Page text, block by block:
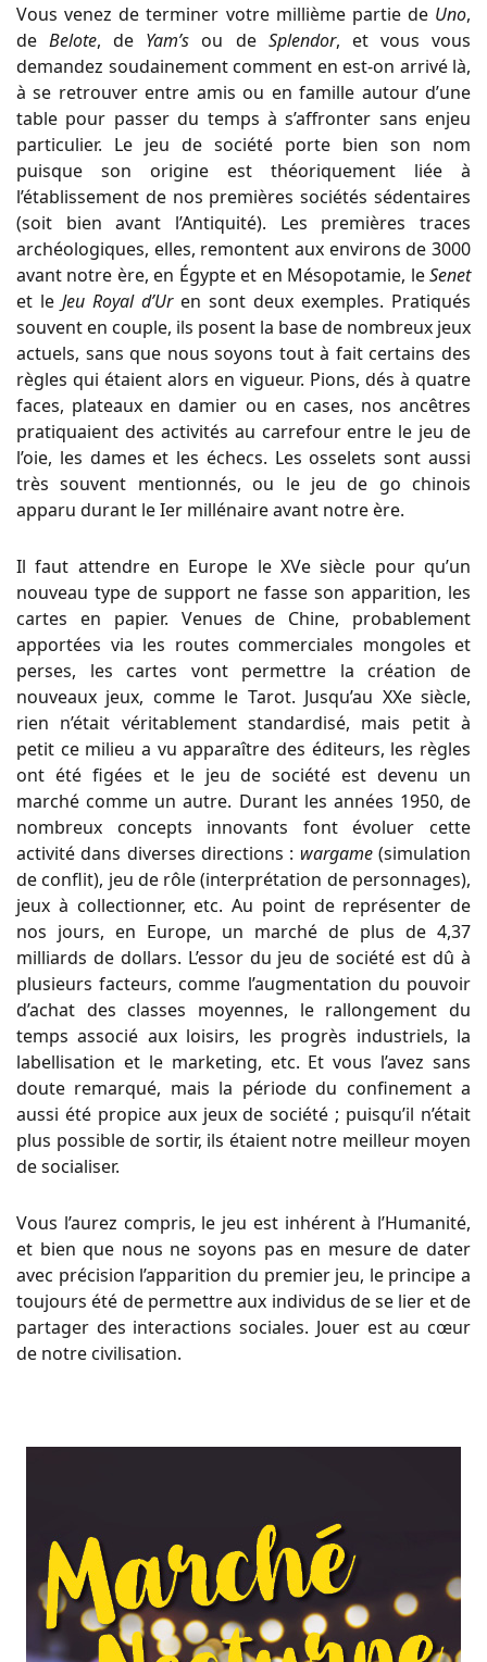
Vous venez de terminer votre millième partie de Uno,
deBelote, de Yam’s ou de Splendor, et vous vous
demandez soudainement comment en est-on arrivé là,
à se retrouver entre amis ou en famille autour d’une
table pour passer du temps à s’affronter sans enjeu
particulier. Le jeu de société porte bien son nom
puisque son origine est théoriquement liée à
l’établissement de nos premières sociétés sédentaires
(soit bien avant l’Antiquité). Les premières traces
archéologiques, elles, remontent aux environs de 3000
avant notre ère, en Égypte et en Mésopotamie, leSenet
et le Jeu Royal d’Uren sont deux exemples. Pratiqués
souvent en couple, ils posent la base de nombreux jeux
actuels, sans que nous soyons tout à fait certains des
règles qui étaient alors en vigueur. Pions, dés à quatre
faces, plateaux en damier ou en cases, nos ancêtres
pratiquaient des activités au carrefour entre le jeu de
l’oie, les dames et les échecs. Les osselets sont aussi
très souvent mentionnés, ou le jeu de go chinois
apparu durant le Ier millénaire avant notre ère.
Il faut attendre en Europe le XVe siècle pour qu’un
nouveau type de support ne fasse son apparition, les
cartes en papier. Venues de Chine, probablement
apportées via les routes commerciales mongoles et
perses, les cartes vont permettre la création de
nouveaux jeux, comme le Tarot. Jusqu’au XXe siècle,
rien n’était véritablement standardisé, mais petit à
petit ce milieu a vu apparaître des éditeurs, les règles
ont été figées et le jeu de société est devenu un
marché comme un autre. Durant les années 1950, de
nombreux concepts innovants font évoluer cette
activité dans diverses directions : wargame(simulation
de conflit), jeu de rôle (interprétation de personnages),
jeux à collectionner, etc. Au point de représenter de
nos jours, en Europe, un marché de plus de 4,37
milliards de dollars. L’essor du jeu de société est dû à
plusieurs facteurs, comme l’augmentation du pouvoir
d’achat des classes moyennes, le rallongement du
temps associé aux loisirs, les progrès industriels, la
labellisation et le marketing, etc. Et vous l’avez sans
doute remarqué, mais la période du confinement a
aussi été propice aux jeux de société ; puisqu’il n’était
plus possible de sortir, ils étaient notre meilleur moyen
de socialiser.
Vous l’aurez compris, le jeu est inhérent à l’Humanité,
et bien que nous ne soyons pas en mesure de dater
avec précision l’apparition du premier jeu, le principe a
toujours été de permettre aux individus de se lier et de
partager des interactions sociales. Jouer est au cœur
de notre civilisation.